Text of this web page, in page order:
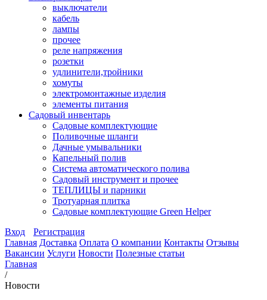
выключатели
кабель
лампы
прочее
реле напряжения
розетки
удлинители,тройники
хомуты
электромонтажные изделия
элементы питания
Садовый инвентарь
Садовые комплектующие
Поливочные шланги
Дачные умывальники
Капельный полив
Система автоматического полива
Садовый инструмент и прочее
ТЕПЛИЦЫ и парники
Тротуарная плитка
Садовые комплектующие Green Helper
Вход
Регистрация
Главная Доставка Оплата О компании Контакты Отзывы
Вакансии Услуги Новости Полезные статьи
Главная
/
Новости